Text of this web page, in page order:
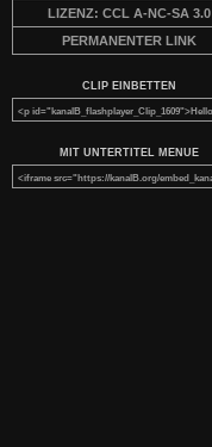
LIZENZ: CCL A-NC-SA 3.0
PERMANENTER LINK
CLIP EINBETTEN
MIT UNTERTITEL MENUE